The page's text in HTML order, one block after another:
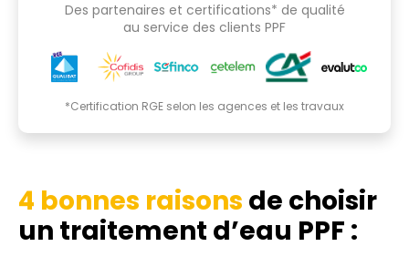
Des partenaires et certifications* de qualité
au service des clients PPF
*Certification RGE selon les agences et les travaux
4 bonnes raisons de choisir
un traitement d’eau PPF :